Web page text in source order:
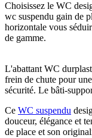
Choisissez le WC
wc suspendu gain de
horizontale vous
de gamme.
L'abattant WC
frein de chute pour
sécurité. Le bâti-
Ce WC suspendu
douceur, élégance et
de place et son